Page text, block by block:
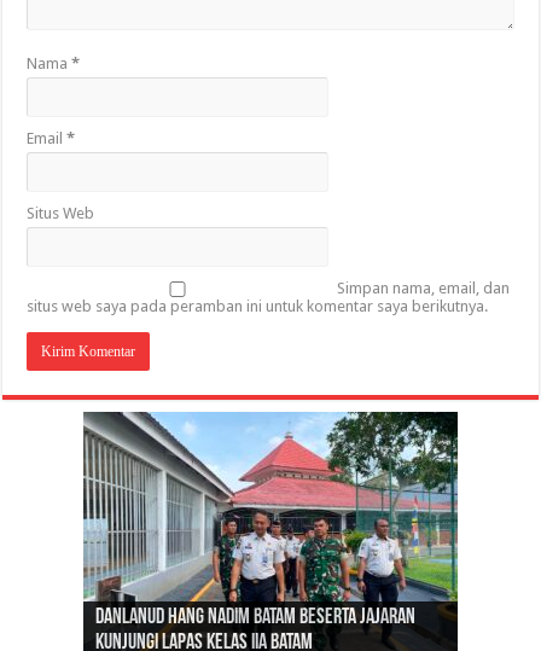
Nama*
Email*
Situs Web
Simpan nama, email, dan
situs web saya pada peramban ini untuk komentar saya berikutnya.
Danlanud Hang Nadim Batam Beserta Jajaran
Kunjungi Lapas Kelas IIA Batam
Silaturahmi dan Reses Komite I DPD RI di Polda
Jambi Bahas Sinergitas Penanganan Narkotika
Gubernur Al Haris: Lomba Cerdas Cermat Sarana
Edukasi Pembentukan Karakter Generasi
Penerus
Gubernur Al Haris Dorong Koperasi Merah Putih
Cepat Beroperasi Agar Bisa Layani Masyarakat
Penuhi Kebutuhannya
Sosok Fenomenal yang Menggetarkan
Nusantara: Ratu Wangsa, Wanita Berkelas
dengan Pengaruh Internasional